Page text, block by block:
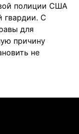
полиции США
гвардии. С
для
причину
не